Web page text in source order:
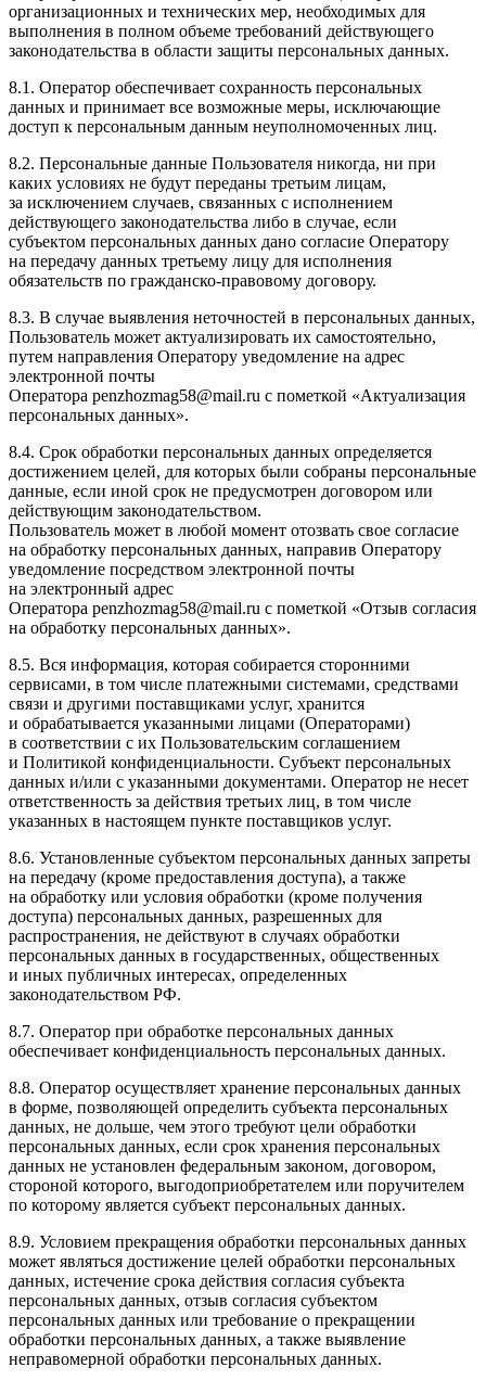
организационных и технических мер, необходимых для
выполнения в полном объеме требований действующего
законодательства в области защиты персональных данных.
8.1. Оператор обеспечивает сохранность персональных
данных и принимает все возможные меры, исключающие
доступ к персональным данным неуполномоченных лиц.
8.2. Персональные данные Пользователя никогда, ни при
каких условиях не будут переданы третьим лицам,
за исключением случаев, связанных с исполнением
действующего законодательства либо в случае, если
субъектом персональных данных дано согласие Оператору
на передачу данных третьему лицу для исполнения
обязательств по гражданско-правовому договору.
8.3. В случае выявления неточностей в персональных данных,
Пользователь может актуализировать их самостоятельно,
путем направления Оператору уведомление на адрес
электронной почты
Оператора penzhozmag58@mail.ru с пометкой «Актуализация
персональных данных».
8.4. Срок обработки персональных данных определяется
достижением целей, для которых были собраны персональные
данные, если иной срок не предусмотрен договором или
действующим законодательством.
Пользователь может в любой момент отозвать свое согласие
на обработку персональных данных, направив Оператору
уведомление посредством электронной почты
на электронный адрес
Оператора penzhozmag58@mail.ru с пометкой «Отзыв согласия
на обработку персональных данных».
8.5. Вся информация, которая собирается сторонними
сервисами, в том числе платежными системами, средствами
связи и другими поставщиками услуг, хранится
и обрабатывается указанными лицами (Операторами)
в соответствии с их Пользовательским соглашением
и Политикой конфиденциальности. Субъект персональных
данных и/или с указанными документами. Оператор не несет
ответственность за действия третьих лиц, в том числе
указанных в настоящем пункте поставщиков услуг.
8.6. Установленные субъектом персональных данных запреты
на передачу (кроме предоставления доступа), а также
на обработку или условия обработки (кроме получения
доступа) персональных данных, разрешенных для
распространения, не действуют в случаях обработки
персональных данных в государственных, общественных
и иных публичных интересах, определенных
законодательством РФ.
8.7. Оператор при обработке персональных данных
обеспечивает конфиденциальность персональных данных.
8.8. Оператор осуществляет хранение персональных данных
в форме, позволяющей определить субъекта персональных
данных, не дольше, чем этого требуют цели обработки
персональных данных, если срок хранения персональных
данных не установлен федеральным законом, договором,
стороной которого, выгодоприобретателем или поручителем
по которому является субъект персональных данных.
8.9. Условием прекращения обработки персональных данных
может являться достижение целей обработки персональных
данных, истечение срока действия согласия субъекта
персональных данных, отзыв согласия субъектом
персональных данных или требование о прекращении
обработки персональных данных, а также выявление
неправомерной обработки персональных данных.